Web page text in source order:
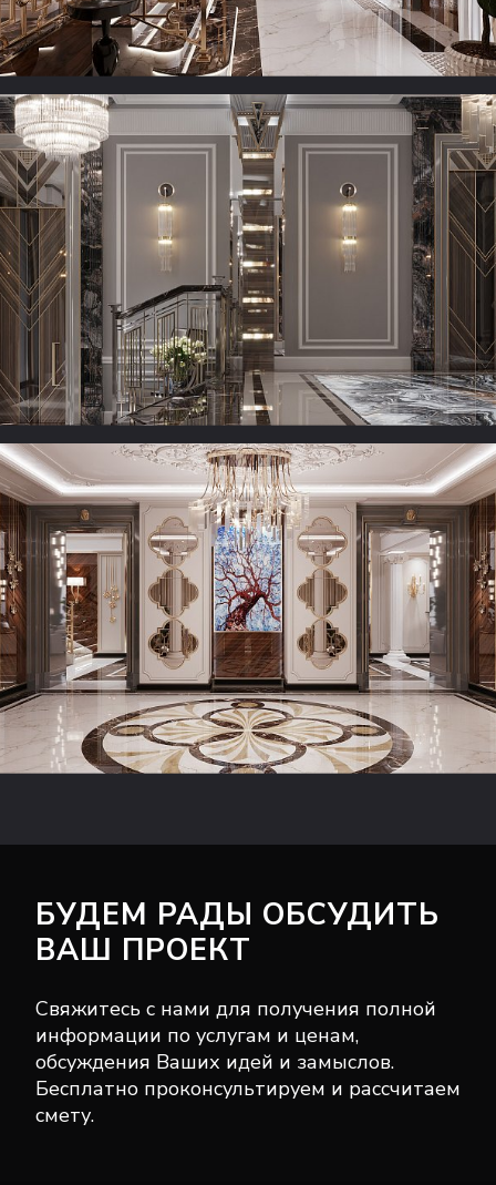
БУДЕМ РАДЫ ОБСУДИТЬ
ВАШ ПРОЕКТ
Свяжитесь с нами для получения полной
информации по услугам и ценам,
обсуждения Ваших идей и замыслов.
Бесплатно проконсультируем и рассчитаем
смету.